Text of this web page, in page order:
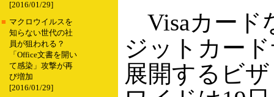
[2016/01/29]
■ マクロウイルスを
知らない世代の社
員が狙われる？
「Office文書を開い
て感染」攻撃が再
び増加
[2016/01/29]
Visaカード
ジットカー
展開するビ